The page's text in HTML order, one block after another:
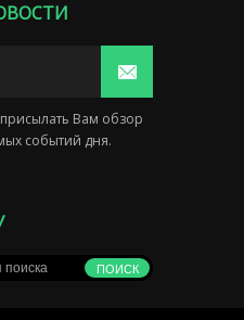
Вам обзор
событий дня.